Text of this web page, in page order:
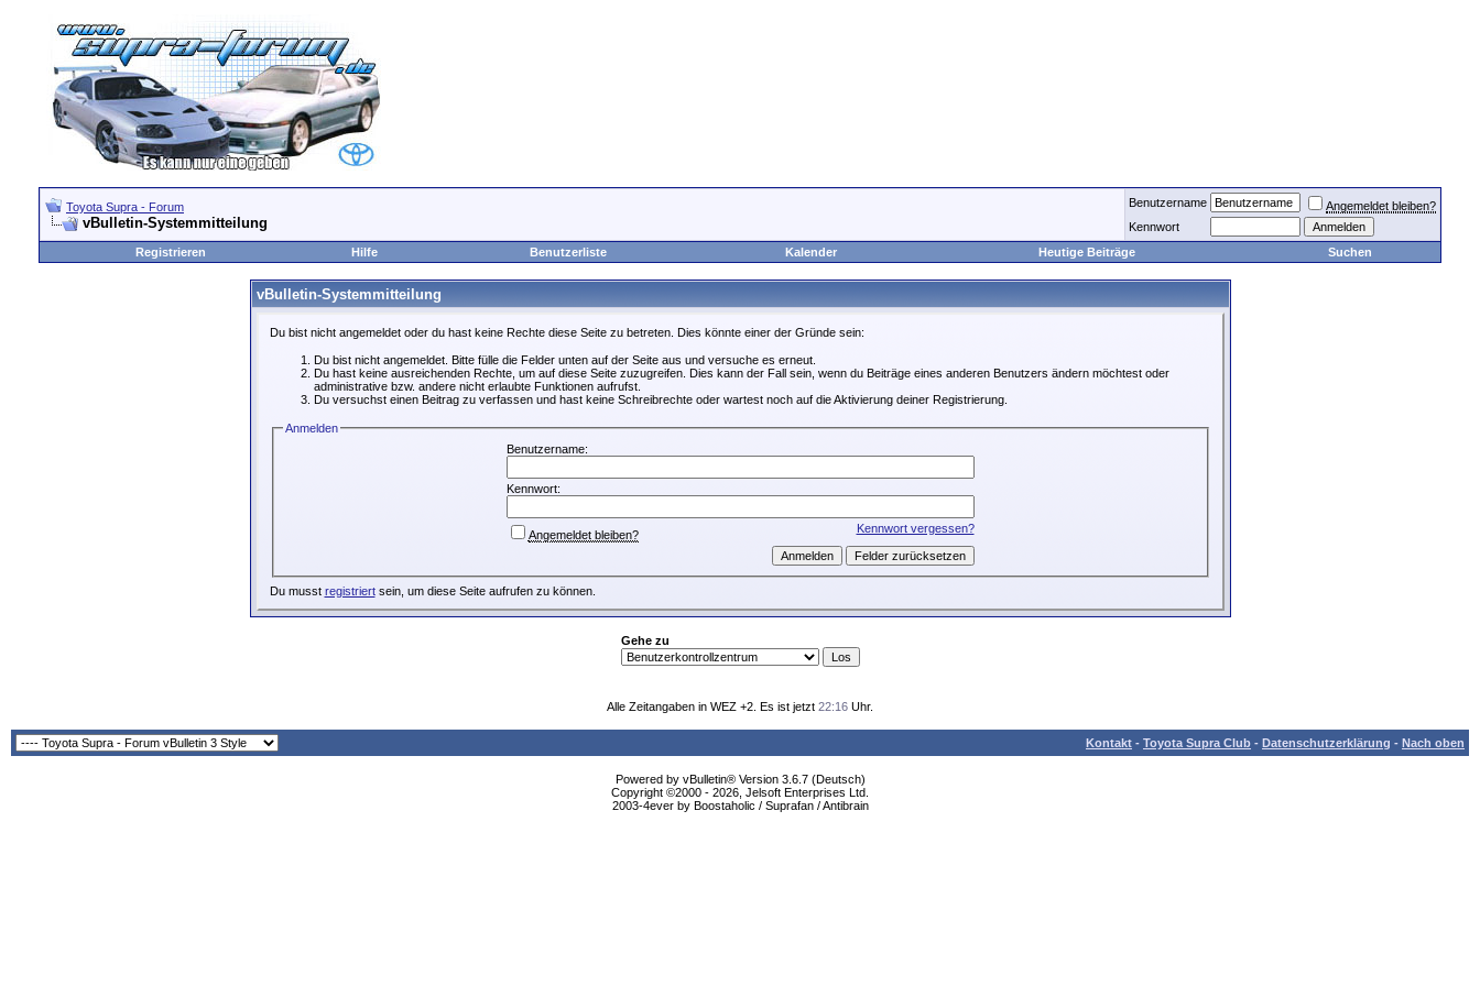
Toyota Supra - Forum
vBulletin-Systemmitteilung
Benutzername
Angemeldet bleiben?
Kennwort
Registrieren
Hilfe Benutzerliste Kalender Heutige Beiträge Suchen
vBulletin-Systemmitteilung
Du bist nicht angemeldet oder du hast keine Rechte diese Seite zu betreten. Dies könnte einer der Gründe sein:
Du bist nicht angemeldet. Bitte fülle die Felder unten auf der Seite aus und versuche es erneut.
Du hast keine ausreichenden Rechte, um auf diese Seite zuzugreifen. Dies kann der Fall sein, wenn du Beiträge eines anderen Benutzers ändern möchtest oder
administrative bzw. andere nicht erlaubte Funktionen aufrufst.
Du versuchst einen Beitrag zu verfassen und hast keine Schreibrechte oder wartest noch auf die Aktivierung deiner Registrierung.
Anmelden
Benutzername:
Kennwort:
Kennwort vergessen?
Angemeldet bleiben?
Du musst registriertsein, um diese Seite aufrufen zu können.
Gehe zu
Alle Zeitangaben in WEZ +2. Es ist jetzt 22:16 Uhr.
Kontakt - Toyota Supra Club - Datenschutzerklärung - Nach oben
Powered by vBulletin® Version 3.6.7 (Deutsch)
Copyright ©2000 - 2026, Jelsoft Enterprises Ltd.
2003-4ever by Boostaholic / Suprafan / Antibrain